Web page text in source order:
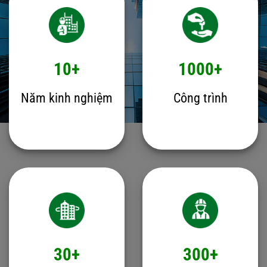
10+
Năm kinh nghiệm
1000+
Công trình
30+ 300+